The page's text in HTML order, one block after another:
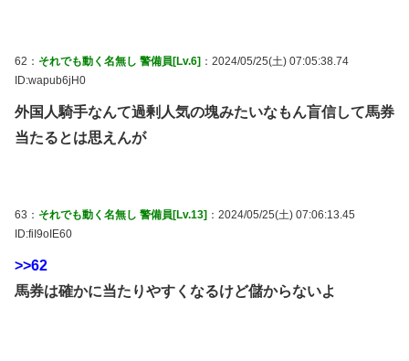
62： それでも動く名無し 警備員[Lv.6] ：2024/05/25(土) 07:05:38.74
ID:wapub6jH0
外国人騎手なんて過剰人気の塊みたいなもん盲信して馬券
当たるとは思えんが
63： それでも動く名無し 警備員[Lv.13] ：2024/05/25(土) 07:06:13.45
ID:fiI9oIE60
>>62
馬券は確かに当たりやすくなるけど儲からないよ